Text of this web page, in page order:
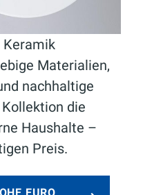
Keramik
Materialien,
nachhaltige
die
Haushalte –
Preis.